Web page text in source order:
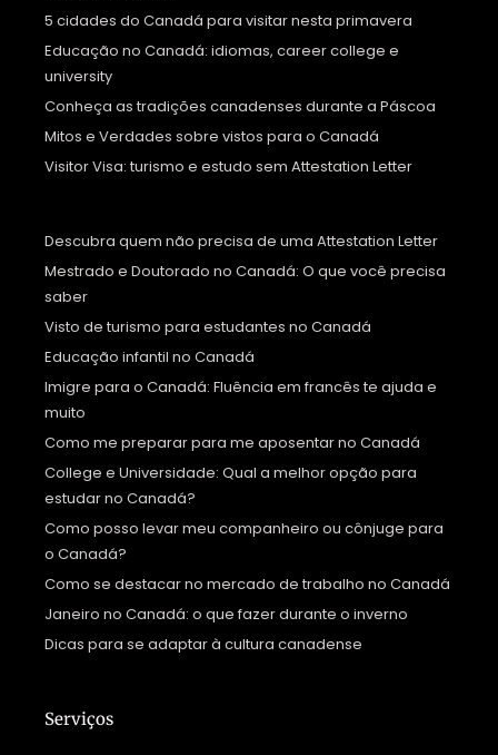
5 cidades do Canadá para visitar nesta primavera
Educação no Canadá: idiomas, career college e
university
Conheça as tradições canadenses durante a Páscoa
Mitos e Verdades sobre vistos para o Canadá
Visitor Visa: turismo e estudo sem Attestation Letter
Descubra quem não precisa de uma Attestation Letter
Mestrado e Doutorado no Canadá: O que você precisa
saber
Visto de turismo para estudantes no Canadá
Educação infantil no Canadá
Imigre para o Canadá: Fluência em francês te ajuda e
muito
Como me preparar para me aposentar no Canadá
College e Universidade: Qual a melhor opção para
estudar no Canadá?
Como posso levar meu companheiro ou cônjuge para
o Canadá?
Como se destacar no mercado de trabalho no Canadá
Janeiro no Canadá: o que fazer durante o inverno
Dicas para se adaptar à cultura canadense
Serviços